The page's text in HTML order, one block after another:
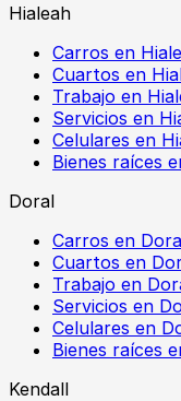
Hialeah
Carros en
Cuartos en
Trabajo en
Servicios en
Celulares en
Bienes raíces
Doral
Carros en
Cuartos en
Trabajo en
Servicios en
Celulares en
Bienes raíces
Kendall